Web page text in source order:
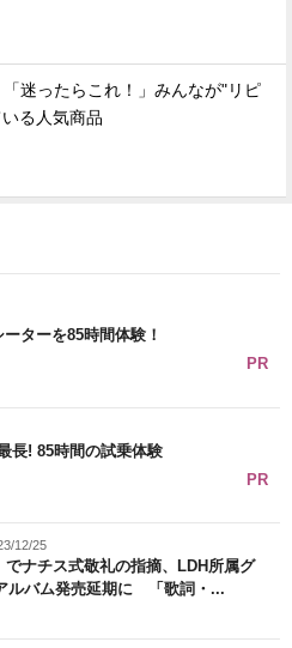
「迷ったらこれ！」みんなが"リピ
る人気商品
ターを85時間体験！
PR
長! 85時間の試乗体験
PR
12/25
でナチス式敬礼の指摘、LDH所属グ
ルバム発売延期に 「歌詞・...